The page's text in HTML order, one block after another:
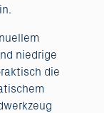
niedrige
die